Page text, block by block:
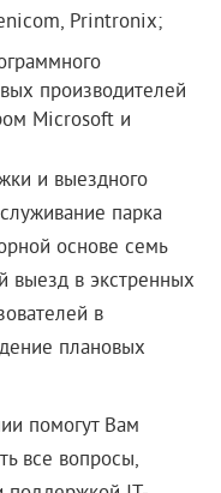
Printronix;
производителей
Microsoft и
и выездного
парка
основе семь
выезд в экстренных
в
плановых
помогут Вам
все вопросы,